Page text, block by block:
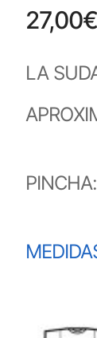
27,00€
LA
PINCHA: